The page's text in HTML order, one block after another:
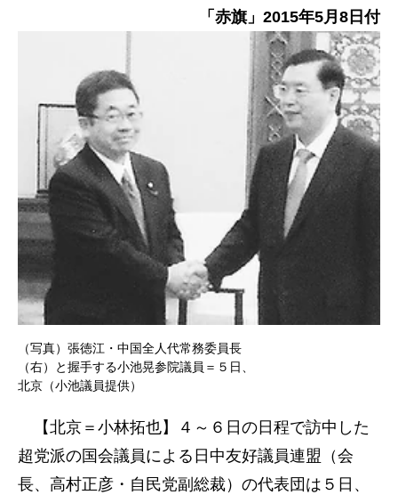
「赤旗」2015年5月8日付
（写真）張徳江・中国全人代常務委員長
（右）と握手する小池晃参院議員＝５日、
北京（小池議員提供）
【北京＝小林拓也】４～６日の日程で訪中した
超党派の国会議員による日中友好議員連盟（会
長、高村正彦・自民党副総裁）の代表団は５日、